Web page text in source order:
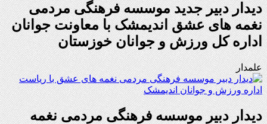
دیدار دبیر جدید موسسه فرهنگی مردمی
نغمه های عشق اندیمشک با معاونت جوانان
اداره کل ورزش و جوانان خوزستان
علمدار
دیدار دبیر موسسه فرهنگی مردمی نغمه